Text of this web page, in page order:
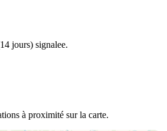
jours) signalee.
à proximité sur la carte.